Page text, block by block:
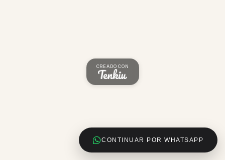
CONTINUAR POR WHATSAPP
CREADO CON